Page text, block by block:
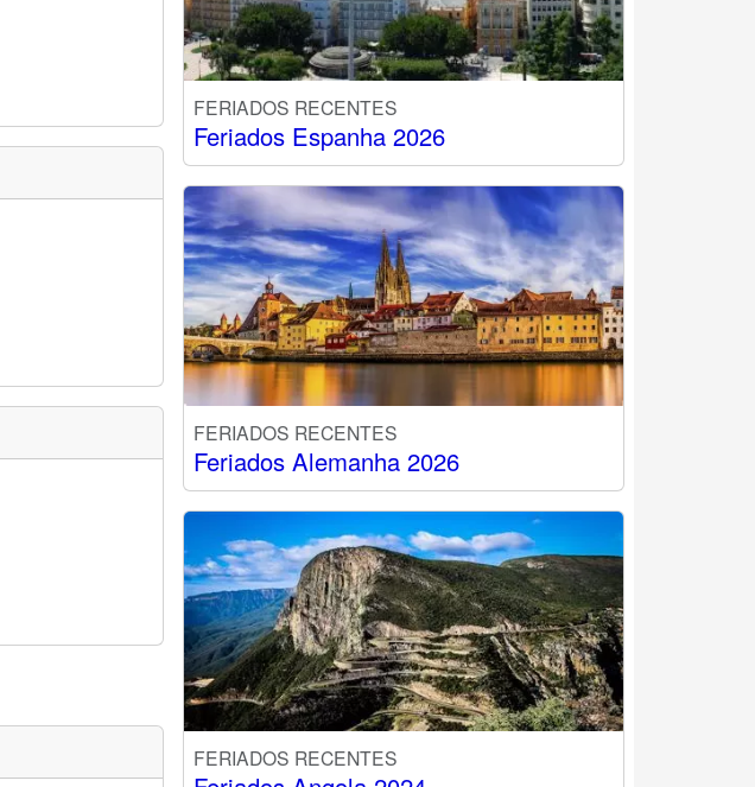
FERIADOS RECENTES
Feriados Espanha 2026
FERIADOS RECENTES
Feriados Alemanha 2026
FERIADOS RECENTES